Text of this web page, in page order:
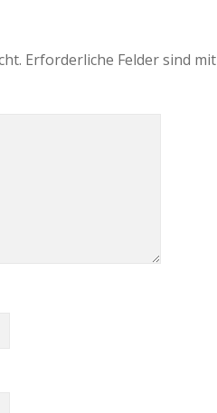
Erforderliche Felder sind mit